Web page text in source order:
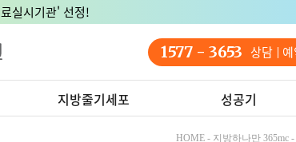
실시기관' 선정!
1577 - 3653 상담 예
지방줄기세포 성공기
HOME - 지방하나만 365mc